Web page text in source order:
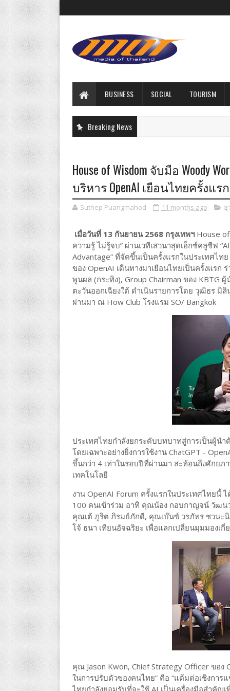
BUSINESS SOCIAL TOURISM
Breaking News
House of Wisdom จับมือ
บริหาร OpenAI เยือนไทยครั้งแร
Suthep Puangmahod 11 months ago ธุ
เมื่อวันที่ 13 กันยายน 2568 กรุงเทพฯHouse of
ความรู้ ไม่รู้จบ” ผ่านเวทีเสวนาสุดเอ็กซ์คลูซีฟ
Advantage” ที่จัดขึ้นเป็นครั้งแรกในประเทศไท
ของ OpenAI เดินทางมาเยือนไทยเป็นครั้งแร
พูนผล (กระทิง), Group Chairman ของ KBTG
ตะวันออกเฉียงใต้ ดำเนินรายการโดย วุฒิธร
ผ่านมา ณ How Club โรงแรม SO/ Bangkok
ประเทศไทยกำลังยกระดับบทบาทสู่การเป็นผู้น
โดยเฉพาะอย่างยิ่งการใช้งาน ChatGPT -
ขึ้นกว่า 4 เท่าในรอบปีที่ผ่านมา สะท้อนถึงศักย
เทคโนโลยี
งาน OpenAI Forum ครั้งแรกในประเทศไทย
100 คนเข้าร่วม อาทิ คุณน้อง กอบกาญจน์ วั
คุณเต้ ภูริต ภิรมย์ภักดี, คุณเบ๊นซ์ วรภัทร ชวน
โจ้ ธนา เทียนอัจฉริยะ เพื่อแลกเปลี่ยนมุมมองเ
คุณ Jason Kwon, Chief Strategy Officer ของ
ในการปรับตัวของคนไทย” คือ “แต้มต่อเชิงการ
ไทยกำลังยอมรับที่จะใช้ AI เป็นเครื่องมือสำคัญ